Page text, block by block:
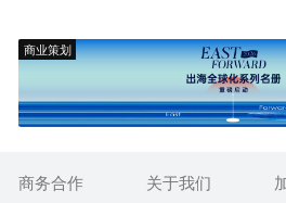
商业策划
商务合作 关于我们